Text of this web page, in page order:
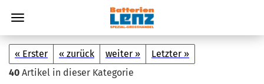
« Erster « zurück weiter »
Letzter »
40 Artikel in dieser Kategorie